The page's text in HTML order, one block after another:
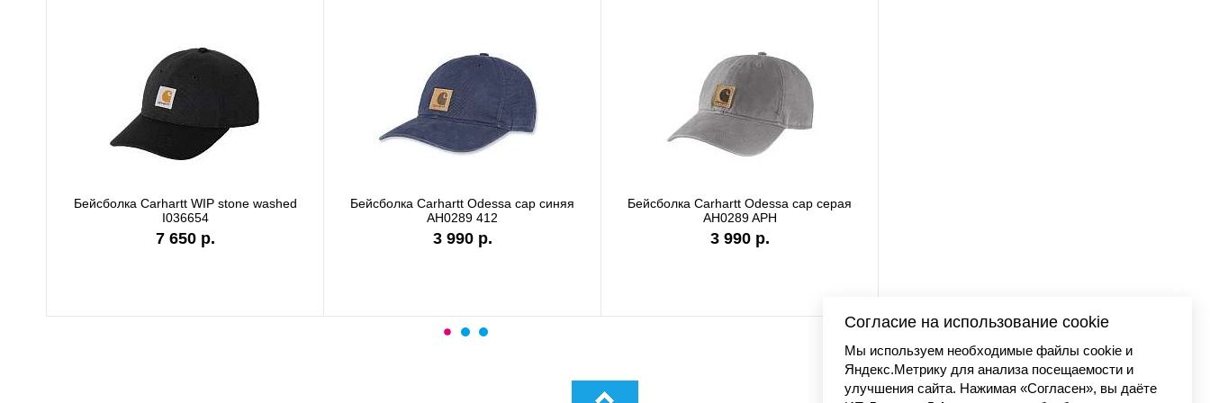
Бейсболка Carhartt WIP stone washed
I036654
7 650 р.
Бейсболка Carhartt Odessa cap синяя
AH0289 412
3 990 р.
Бейсболка Carhartt Odessa cap серая
AH0289 APH
3 990 р.
Согласие на использование cookie
Мы используем необходимые файлы cookie и
Яндекс.Метрику для анализа посещаемости и
улучшения сайта. Нажимая «Согласен», вы даёте